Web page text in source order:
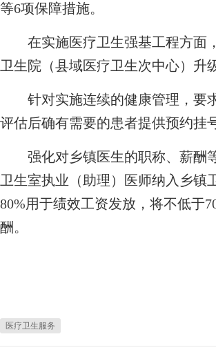
等6项保障措施。
在实施医疗卫生强基工程方面，
卫生院（县域医疗卫生次中心）升
针对实施连续的健康管理，要求
评估后确有需要的患者提供预约挂
强化对乡镇医生的职称、薪酬等
卫生室执业（助理）医师纳入乡
80%用于绩效工资发放，将不低于
酬。
医疗卫生服务